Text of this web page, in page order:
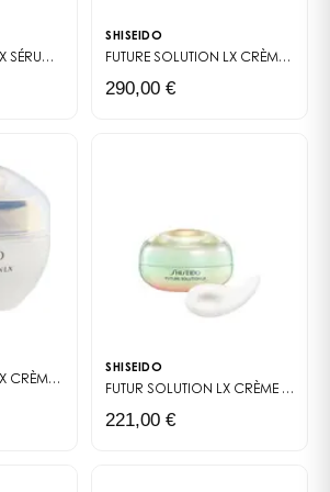
JUNOS EXTRAIT DE FRUIT,SALVIA
SÉRUM ÉCLAT ULTIME
SHISEIDO
FUTURE SOLUTION LX CRÈME RÉGÉNÉRANTE CONTOUR YEUX & LÈVRES
290,00 €
CRÈME PROTECTION TOTALE SPF20
SHISEIDO
FUTUR SOLUTION LX CRÈME CONTOUR YEUX ÉCLAT ULTIME ENMEI
221,00 €